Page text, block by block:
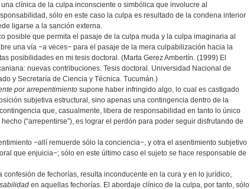
clínica de la culpa inconsciente o simbólica que involucre al
sólo en este caso la culpa es resultado de la condena interior
ligarse a la sanción externa.
posible que permita el pasaje de la culpa muda y la culpa imaginaria al
una vía −a veces− para el pasaje de la mera culpabilización hacia la
posibilidades en mi tesis doctoral. (Marta Gerez Ambertín. (1999) El
nuevas contribuciones. Tesis doctoral. Universidad Nacional de
y Secretaría de Ciencia y Técnica. Tucumán.)
por arrepentimiento supone haber infringido algo, lo cual es castigado
subjetiva estructural, sino apenas una contingencia dentro de la
que, casualmente, libera de responsabilidad en tanto lo único
(“arrepentirse”), es lograr el perdón para poder seguir disfrutando de
−allí remuerde sólo la conciencia−, y otra el asentimiento subjetivo
que enjuicia−; sólo en este último caso el sujeto se hace responsable de
confesión de fechorías, resulta inconducente en la cura y en lo jurídico,
en aquellas fechorías. El abordaje clínico de la culpa, por tanto, sólo